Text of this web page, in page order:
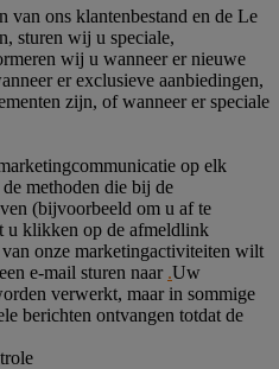
van ons klantenbestand en de Le
sturen wij u speciale,
wij u wanneer er nieuwe
er exclusieve aanbiedingen,
zijn, of wanneer er speciale
op elk
methoden die bij de
(bijvoorbeeld om u af te
u klikken op de afmeldlink
onze marketingactiviteiten wilt
e-mail sturen naar .Uw
verwerkt, maar in sommige
berichten ontvangen totdat de